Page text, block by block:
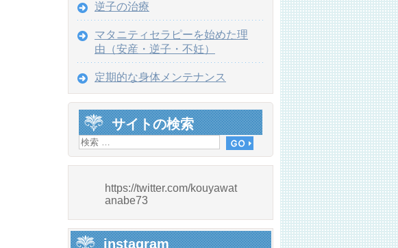
逆子の治療
マタニティセラピーを始めた理
由（安産・逆子・不妊）
定期的な身体メンテナンス
サイトの検索
https://twitter.com/kouyawat
anabe73
instagram